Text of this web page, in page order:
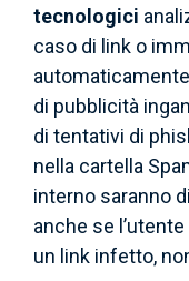
tecnologici
caso di link o
di pubblicità
di tentativi di
nella cartella
interno saranno
anche se
un link infetto,